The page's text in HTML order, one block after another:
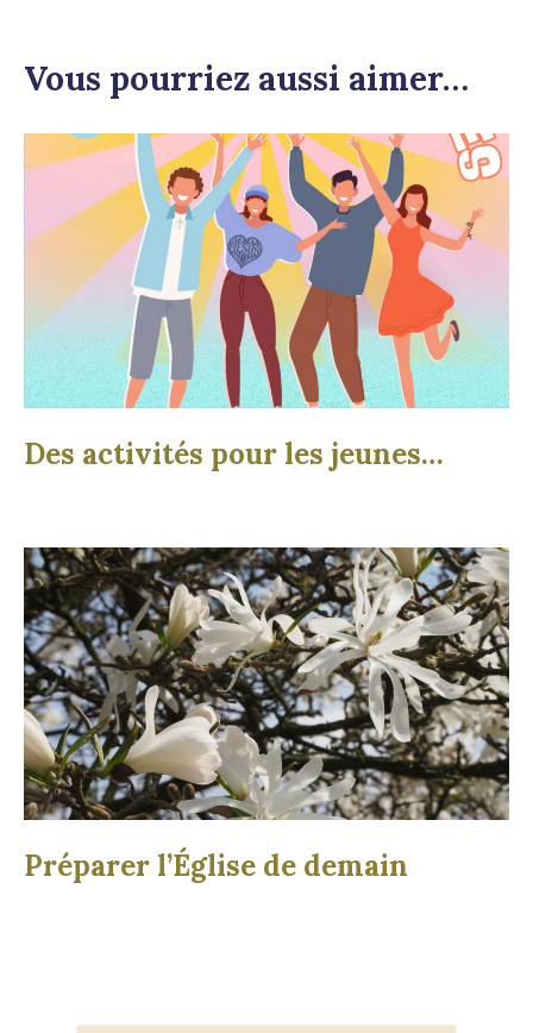
Vous pourriez aussi aimer…
Des activités pour les jeunes…
Préparer l’Église de demain